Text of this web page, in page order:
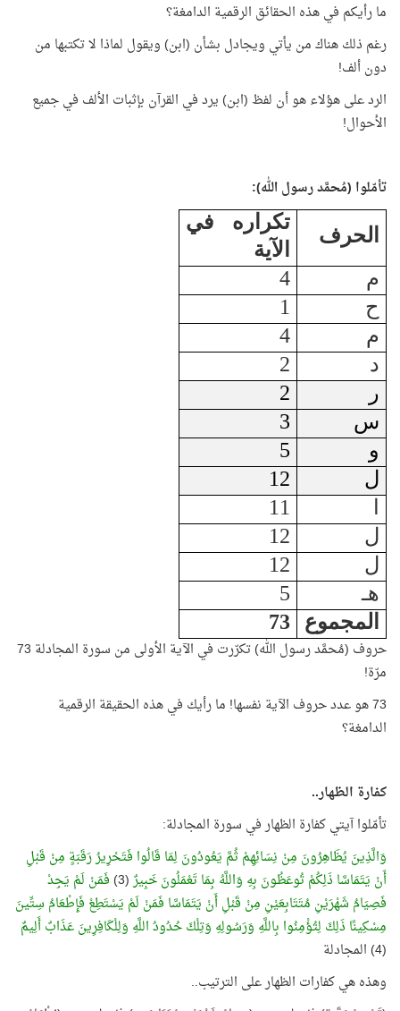
ما رأيكم في هذه الحقائق الرقمية الدامغة؟
رغم ذلك هناك من يأتي ويجادل بشأن (ابن) ويقول لماذا لا تكتبها من
دون ألف!
الرد على هؤلاء هو أن لفظ (ابن) يرد في القرآن بإثبات الألف في جميع
الأحوال!
تأمّلوا (مُحمَّد رسول الله):
الحرف
تكراره في
الآية
م
4
ح
1
م
4
د
2
ر
2
س
3
و
5
ل
12
11
ل
12
ل
12
هـ
5
المجموع
73
حروف (مُحمَّد رسول الله) تكرّرت في الآية الأولى من سورة المجادلة 73
مرّة!
73 هو عدد حروف الآية نفسها! ما رأيك في هذه الحقيقة الرقمية
الدامغة؟
كفارة الظهار..
تأمّلوا آيتي كفارة الظهار في سورة المجادلة:
وَالَّذِينَ يُظَاهِرُونَ مِنْ نِسَائِهِمْ ثُمَّ يَعُودُونَ لِمَا قَالُوا فَتَحْرِيرُ رَقَبَةٍ مِنْ قَبْلِ
أَنْ يَتَمَاسَّا ذَلِكُمْ تُوعَظُونَ بِهِ وَاللَّهُ بِمَا تَعْمَلُونَ خَبِيرٌ(3)
فَمَنْ لَمْ يَجِدْ
فَصِيَامُ شَهْرَيْنِ مُتَتَابِعَيْنِ مِنْ قَبْلِ أَنْ يَتَمَاسَّا فَمَنْ لَمْ يَسْتَطِعْ فَإِطْعَامُ سِتِّينَ
مِسْكِينًا ذَلِكَ لِتُؤْمِنُوا بِاللَّهِ وَرَسُولِهِ وَتِلْكَ حُدُودُ اللَّهِ وَلِلْكَافِرِينَ عَذَابٌ أَلِيمٌ
(4) المجادلة
وهذه هي كفارات الظهار على الترتيب..